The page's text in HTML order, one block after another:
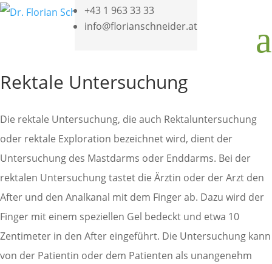
+43 1 963 33 33
info@florianschneider.at
a
Rektale Untersuchung
Die rektale Untersuchung, die auch Rektaluntersuchung
oder rektale Exploration bezeichnet wird, dient der
Untersuchung des Mastdarms oder Enddarms. Bei der
rektalen Untersuchung tastet die Ärztin oder der Arzt den
After und den Analkanal mit dem Finger ab. Dazu wird der
Finger mit einem speziellen Gel bedeckt und etwa 10
Zentimeter in den After eingeführt. Die Untersuchung kann
von der Patientin oder dem Patienten als unangenehm